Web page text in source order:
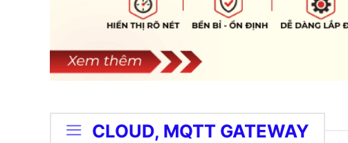
CLOUD, MQTT GATEWAY